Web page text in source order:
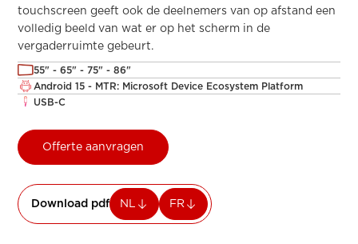
touchscreen geeft ook de deelnemers van op afstand een
volledig beeld van wat er op het scherm in de
vergaderruimte gebeurt.
55" - 65" - 75" - 86"
Android 15 - MTR: Microsoft Device Ecosystem Platform
USB-C
Offerte aanvragen
Download pdf NL FR